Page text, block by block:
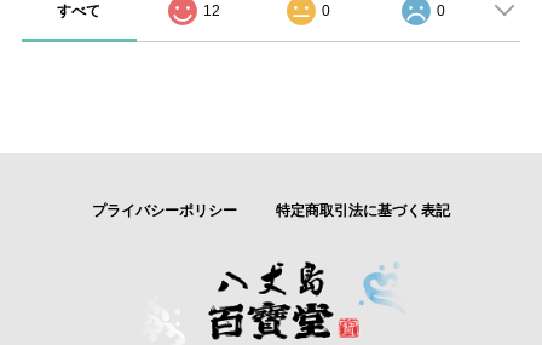
すべて 12 0 0
プライバシーポリシー 特定商取引法に基づく表記